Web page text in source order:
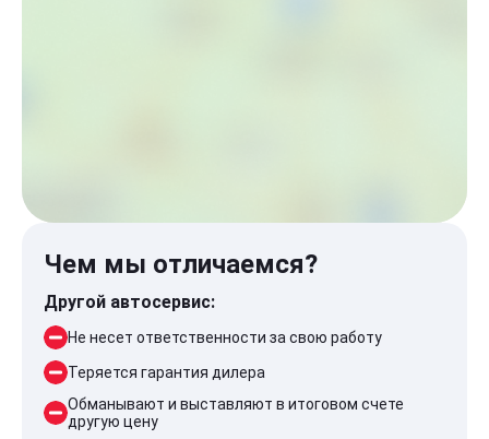
Чем мы отличаемся?
Другой автосервис:
Не несет ответственности за свою работу
Теряется гарантия дилера
Обманывают и выставляют в итоговом счете
другую цену